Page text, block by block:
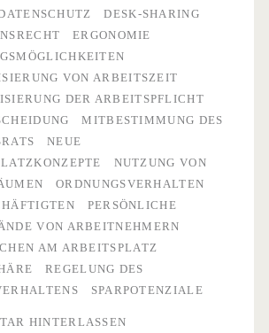
DESK-SHARING
ERGONOMIE
VON ARBEITSZEIT
DER ARBEITSPFLICHT
MITBESTIMMUNG DES
NEUE
NUTZUNG VON
ORDNUNGSVERHALTEN
PERSÖNLICHE
VON ARBEITNEHMERN
AM ARBEITSPLATZ
REGELUNG DES
SPARPOTENZIALE
HINTERLASSEN